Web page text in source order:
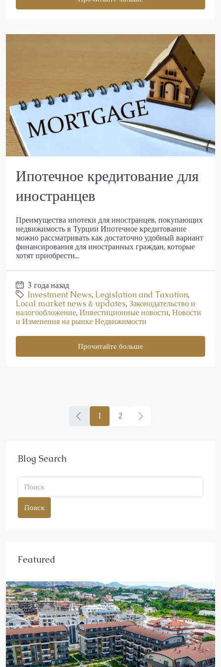
Ипотечное кредитование для
иностранцев
Преимущества ипотеки для иностранцев, покупающих
недвижимость в Турции Ипотечное кредитование
можно рассматривать как достаточно удобный вариант
финансирования для иностранных граждан, которые
хотят приобрести...
3 года назад
Investment News, Legislation and Taxation,
Local market news & updates, Законодательство и
налогообложение, Инвестиционные новости, Новости
и Изменения на рынке Недвижимости
Прочитайте больше
1 2
Blog Search
Поиск
Featured